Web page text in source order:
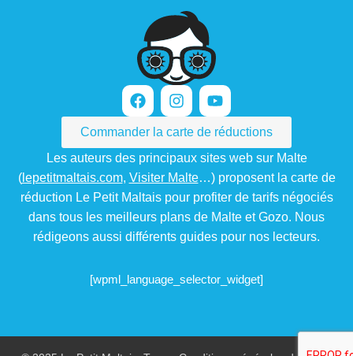
Commander la carte de réductions
Les auteurs des principaux sites web sur Malte
(lepetitmaltais.com, Visiter Malte…) proposent la carte de
réduction Le Petit Maltais pour profiter de tarifs négociés
dans tous les meilleurs plans de Malte et Gozo. Nous
rédigeons aussi différents guides pour nos lecteurs.
[wpml_language_selector_widget]